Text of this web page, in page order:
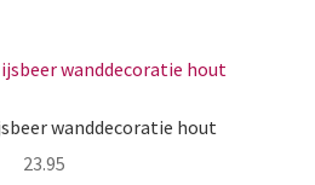
wanddecoratie hout
23.95